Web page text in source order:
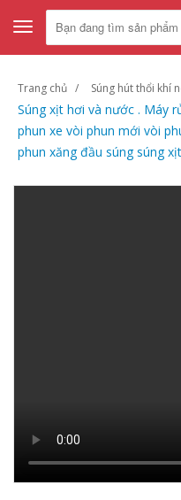
Toggle
navigation
Trang chủ Súng hút thổi khí
Súng xịt hơi và nước . Máy
phun xe vòi phun mới vòi
phun xăng đầu súng súng